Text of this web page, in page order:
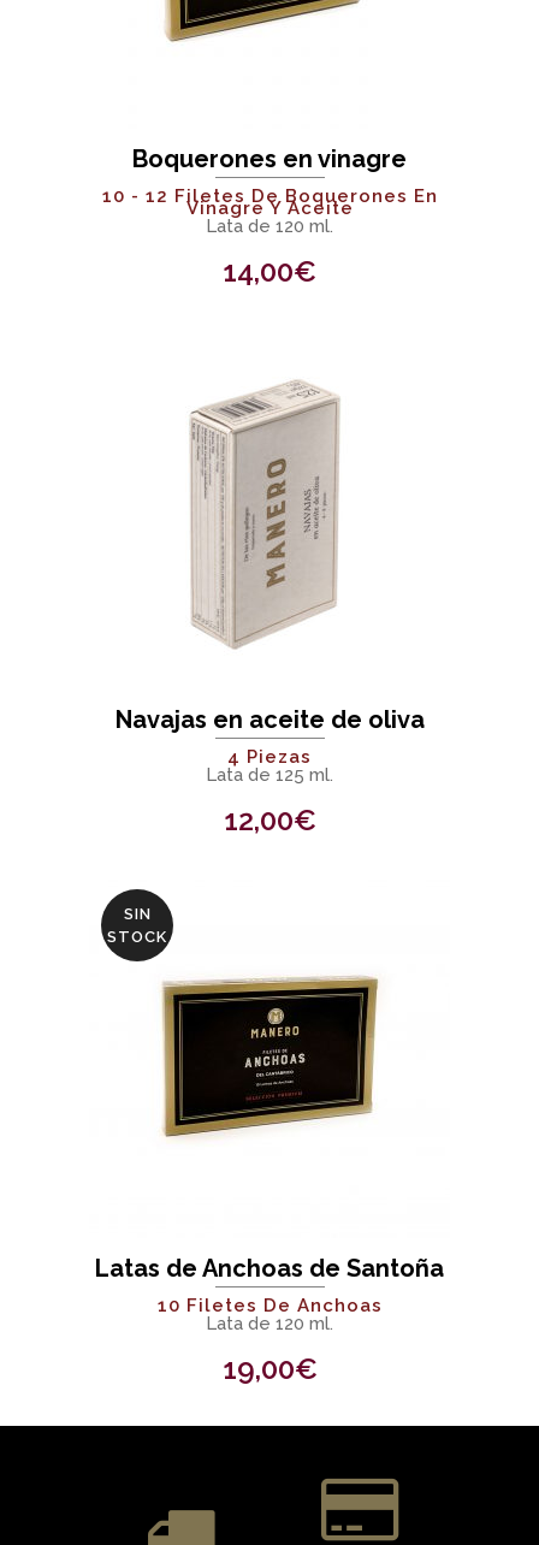
Boquerones en vinagre
10 - 12 Filetes De Boquerones En
Vinagre Y Aceite
Lata de 120 ml.
14,00€
Navajas en aceite de oliva
4 Piezas
Lata de 125 ml.
12,00€
SIN
STOCK
Latas de Anchoas de Santoña
10 Filetes De Anchoas
Lata de 120 ml.
19,00€